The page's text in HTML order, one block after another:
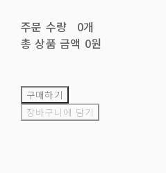
주문 수량
0개
총 상품 금액 0원
구매하기
장바구니에 담기